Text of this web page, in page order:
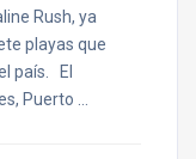
Rush, ya
playas que
país. El
Puerto …